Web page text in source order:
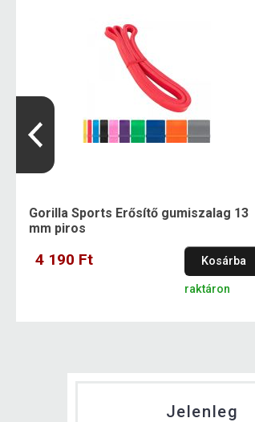
Gorilla Sports Erősítő gumiszalag 13
mm piros
4 190 Ft Kosárba
raktáron
Jelenleg